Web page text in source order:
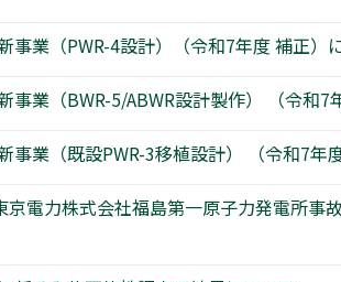
事業（PWR-4設計）（令和7年度 補正）
業（BWR-5/ABWR設計製作） （令和
事業（既設PWR-3移植設計） （令和7年
電力株式会社福島第一原子力発電所事